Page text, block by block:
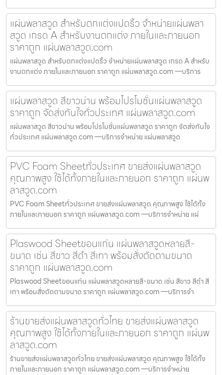
แผ่นพลาสวูด สำหรับตกแต่งแปดริ้ว จำหน่ายแผ่นพลา
สวูด เกรด A สำหรับงานตกแต่ง ภายในและภายนอก
ราคาถูก แผ่นพลาสวูด.com
แผ่นพลาสวูด สำหรับตกแต่งแปดริ้ว จำหน่ายแผ่นพลาสวูด เกรด A สำหรับ
งานตกแต่ง ภายในและภายนอก ราคาถูก แผ่นพลาสวูด.com —บริการ
แผ่นพลาสวูด สีขาวน่าน พร้อมโปรโมชั่นแผ่นพลาสวูด
ราคาถูก จัดส่งทันใจทั่วประเทศ แผ่นพลาสวูด.com
แผ่นพลาสวูด สีขาวน่าน พร้อมโปรโมชั่นแผ่นพลาสวูด ราคาถูก จัดส่งทันใจ
ทั่วประเทศ แผ่นพลาสวูด.com —บริการจำหน่าย แผ่นพลาสวูด
PVC Foam Sheetทั่วประเทศ ขายส่งแผ่นพลาสวูด
คุณภาพสูง ใช้ได้ทั้งภายในและภายนอก ราคาถูก แผ่นพ
ลาสวูด.com
PVC Foam Sheetทั่วประเทศ ขายส่งแผ่นพลาสวูด คุณภาพสูง ใช้ได้ทั้ง
ภายในและภายนอก ราคาถูก แผ่นพลาสวูด.com —บริการจำหน่าย แผ่
Plaswood Sheetขอนแก่น แผ่นพลาสวูดหลายสี-
ขนาด เช่น สีขาว สีดำ สีเทา พร้อมสั่งตัดตามขนาด
ราคาถูก แผ่นพลาสวูด.com
Plaswood Sheetขอนแก่น แผ่นพลาสวูดหลายสี-ขนาด เช่น สีขาว สีดำ สี
เทา พร้อมสั่งตัดตามขนาด ราคาถูก แผ่นพลาสวูด.com —บริการจำ
ร้านขายส่งแผ่นพลาสวูดทั่วไทย ขายส่งแผ่นพลาสวูด
คุณภาพสูง ใช้ได้ทั้งภายในและภายนอก ราคาถูก แผ่นพ
ลาสวูด.com
ร้านขายส่งแผ่นพลาสวูดทั่วไทย ขายส่งแผ่นพลาสวูด คุณภาพสูง ใช้ได้ทั้ง
ภายในและภายนอก ราคาถูก แผ่นพลาสวูด.com —บริการจำหน่าย